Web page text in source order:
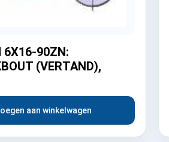
6X16-90ZN:
(VERTAND),
aan winkelwagen